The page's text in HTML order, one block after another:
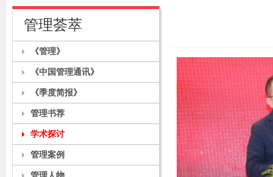
管理荟萃
《管理》
《中国管理通讯》
《季度简报》
管理书荐
学术探讨
管理案例